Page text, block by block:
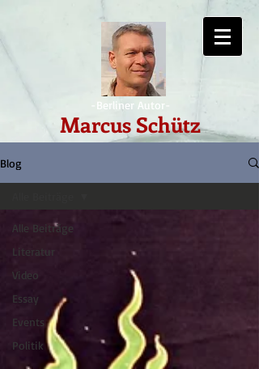
-Berliner Autor-
Marcus Schütz
Blog
Alle Beiträge
Literatur
Video
Essay
Events
Politik